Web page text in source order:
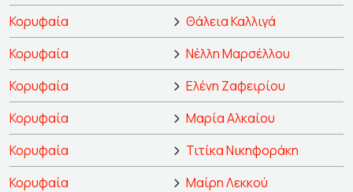
Κορυφαία
Θάλεια Καλλιγά
Κορυφαία
Νέλλη Μαρσέλλου
Κορυφαία
Ελένη Ζαφειρίου
Κορυφαία
Μαρία Αλκαίου
Κορυφαία
Τιτίκα Νικηφοράκη
Κορυφαία
Μαίρη Λεκκού